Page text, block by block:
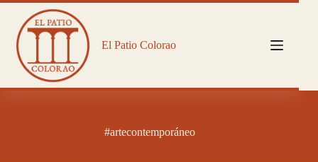
Saltar
contenido
El Patio Colorao
#artecontemporáneo